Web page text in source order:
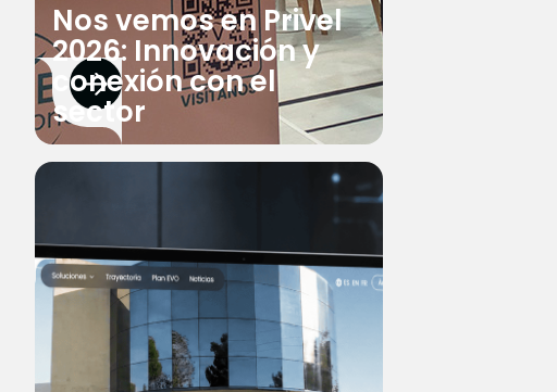
Nos vemos en Privel
2026: Innovación y
conexión con el
sector